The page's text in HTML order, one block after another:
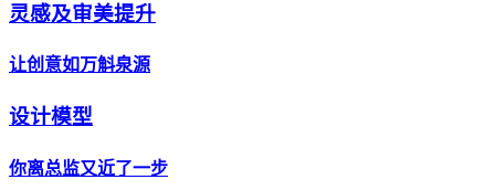
灵感及审美提升
让创意如万斛泉源
设计模型
你离总监又近了一步